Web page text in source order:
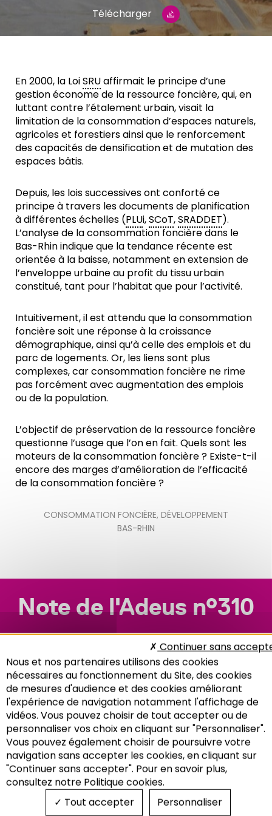
Recherche
Télécharger
En 2000, la LoiSRUaffirmait le principe d’une
gestion économe de la ressource foncière, qui, en
luttant contre l’étalement urbain, visait la
limitation de la consommation d’espaces naturels,
agricoles et forestiers ainsi que le renforcement
des capacités de densification et de mutation des
espaces bâtis.
Depuis, les lois successives ont conforté ce
principe à travers les documents de planification
à différentes échelles (PLUi,SCoT,SRADDET).
L’analyse de la consommation foncière dans le
Bas-Rhin indique que la tendance récente est
orientée à la baisse, notamment en extension de
l’enveloppe urbaine au profit du tissu urbain
constitué, tant pour l’habitat que pour l’activité.
Intuitivement, il est attendu que la consommation
foncière soit une réponse à la croissance
démographique, ainsi qu’à celle des emplois et du
parc de logements. Or, les liens sont plus
complexes, car consommation foncière ne rime
pas forcément avec augmentation des emplois
ou de la population.
L’objectif de préservation de la ressource foncière
questionne l’usage que l’on en fait. Quels sont les
moteurs de la consommation foncière ? Existe-t-il
encore des marges d’amélioration de l’efficacité
de la consommation foncière ?
CONSOMMATION FONCIÈRE, DÉVELOPPEMENT
BAS-RHIN
Note de l'Adeus n°310
Nous et nos partenaires utilisons des cookies
nécessaires au fonctionnement du Site, des cookies
de mesures d'audience et des cookies améliorant
l'expérience de navigation notamment l'affichage de
vidéos. Vous pouvez choisir de tout accepter ou de
personnaliser vos choix en cliquant sur "Personnaliser".
Vous pouvez également choisir de poursuivre votre
navigation sans accepter les cookies, en cliquant sur
"Continuer sans accepter". Pour en savoir plus,
consultez notre Politique cookies.
Tout accepter
Continuer sans
Personnaliser